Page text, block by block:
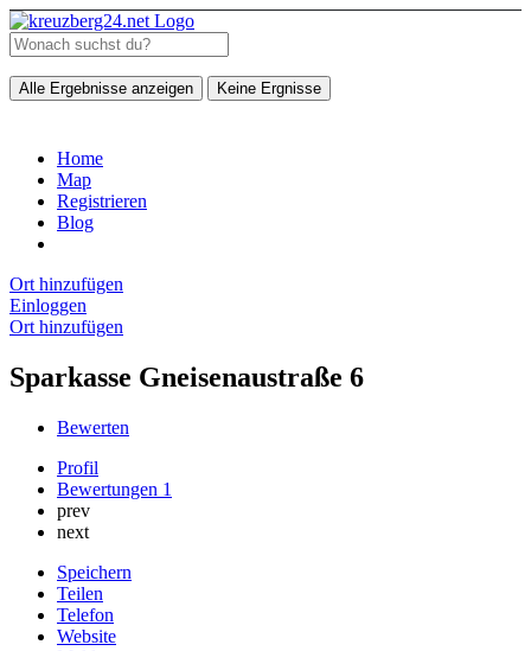
Alle Ergebnisse anzeigen Keine Ergnisse
Home
Map
Registrieren
Blog
Ort hinzufügen
Einloggen
Ort hinzufügen
Sparkasse Gneisenaustraße 6
Bewerten
Profil
Bewertungen 1
prev
next
Speichern
Teilen
Telefon
Website